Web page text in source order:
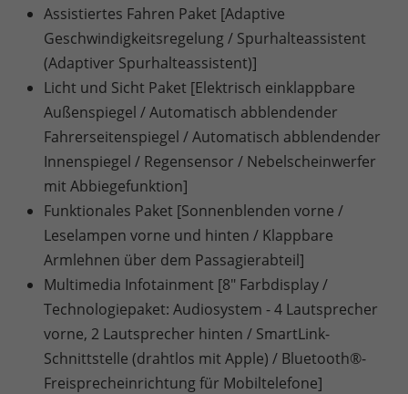
Assistiertes Fahren Paket [Adaptive
Geschwindigkeitsregelung / Spurhalteassistent
(Adaptiver Spurhalteassistent)]
Licht und Sicht Paket [Elektrisch einklappbare
Außenspiegel / Automatisch abblendender
Fahrerseitenspiegel / Automatisch abblendender
Innenspiegel / Regensensor / Nebelscheinwerfer
mit Abbiegefunktion]
Funktionales Paket [Sonnenblenden vorne /
Leselampen vorne und hinten / Klappbare
Armlehnen über dem Passagierabteil]
Multimedia Infotainment [8" Farbdisplay /
Technologiepaket: Audiosystem - 4 Lautsprecher
vorne, 2 Lautsprecher hinten / SmartLink-
Schnittstelle (drahtlos mit Apple) / Bluetooth®-
Freisprecheinrichtung für Mobiltelefone]